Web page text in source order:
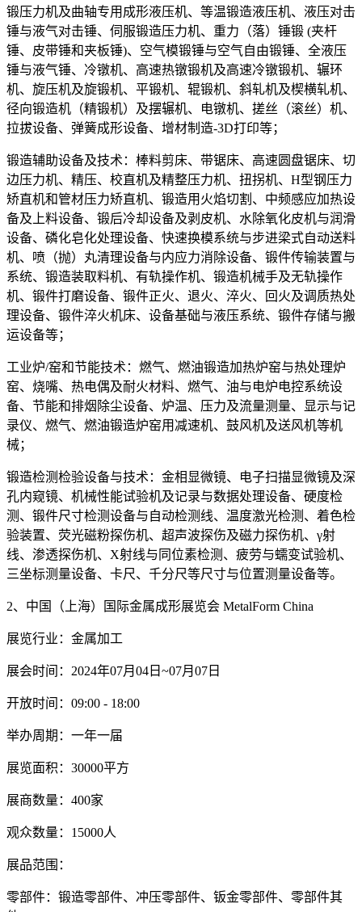
锻压力机及曲轴专用成形液压机、等温锻造液压机、液压对击
锤与液气对击锤、伺服锻造压力机、重力（落）锤锻 (夹杆
锤、皮带锤和夹板锤)、空气模锻锤与空气自由锻锤、全液压
锤与液气锤、冷镦机、高速热镦锻机及高速冷镦锻机、辗环
机、旋压机及旋锻机、平锻机、辊锻机、斜轧机及楔横轧机、
径向锻造机（精锻机）及摆辗机、电镦机、搓丝（滚丝）机、
拉拔设备、弹簧成形设备、增材制造-3D打印等；
锻造辅助设备及技术：棒料剪床、带锯床、高速圆盘锯床、切
边压力机、精压、校直机及精整压力机、扭拐机、H型钢压力
矫直机和管材压力矫直机、锻造用火焰切割、中频感应加热设
备及上料设备、锻后冷却设备及剥皮机、水除氧化皮机与润滑
设备、磷化皂化处理设备、快速换模系统与步进梁式自动送料
机、喷（抛）丸清理设备与内应力消除设备、锻件传输装置与
系统、锻造装取料机、有轨操作机、锻造机械手及无轨操作
机、锻件打磨设备、锻件正火、退火、淬火、回火及调质热处
理设备、锻件淬火机床、设备基础与液压系统、锻件存储与搬
运设备等；
工业炉/窑和节能技术：燃气、燃油锻造加热炉窑与热处理炉
窑、烧嘴、热电偶及耐火材料、燃气、油与电炉电控系统设
备、节能和排烟除尘设备、炉温、压力及流量测量、显示与记
录仪、燃气、燃油锻造炉窑用减速机、鼓风机及送风机等机
械；
锻造检测检验设备与技术：金相显微镜、电子扫描显微镜及深
孔内窥镜、机械性能试验机及记录与数据处理设备、硬度检
测、锻件尺寸检测设备与自动检测线、温度激光检测、着色检
验装置、荧光磁粉探伤机、超声波探伤及磁力探伤机、γ射
线、渗透探伤机、X射线与同位素检测、疲劳与蠕变试验机、
三坐标测量设备、卡尺、千分尺等尺寸与位置测量设备等。
2、中国（上海）国际金属成形展览会 MetalForm China
展览行业：金属加工
展会时间：2024年07月04日~07月07日
开放时间：09:00 - 18:00
举办周期：一年一届
展览面积：30000平方
展商数量：400家
观众数量：15000人
展品范围：
零部件：锻造零部件、冲压零部件、钣金零部件、零部件其